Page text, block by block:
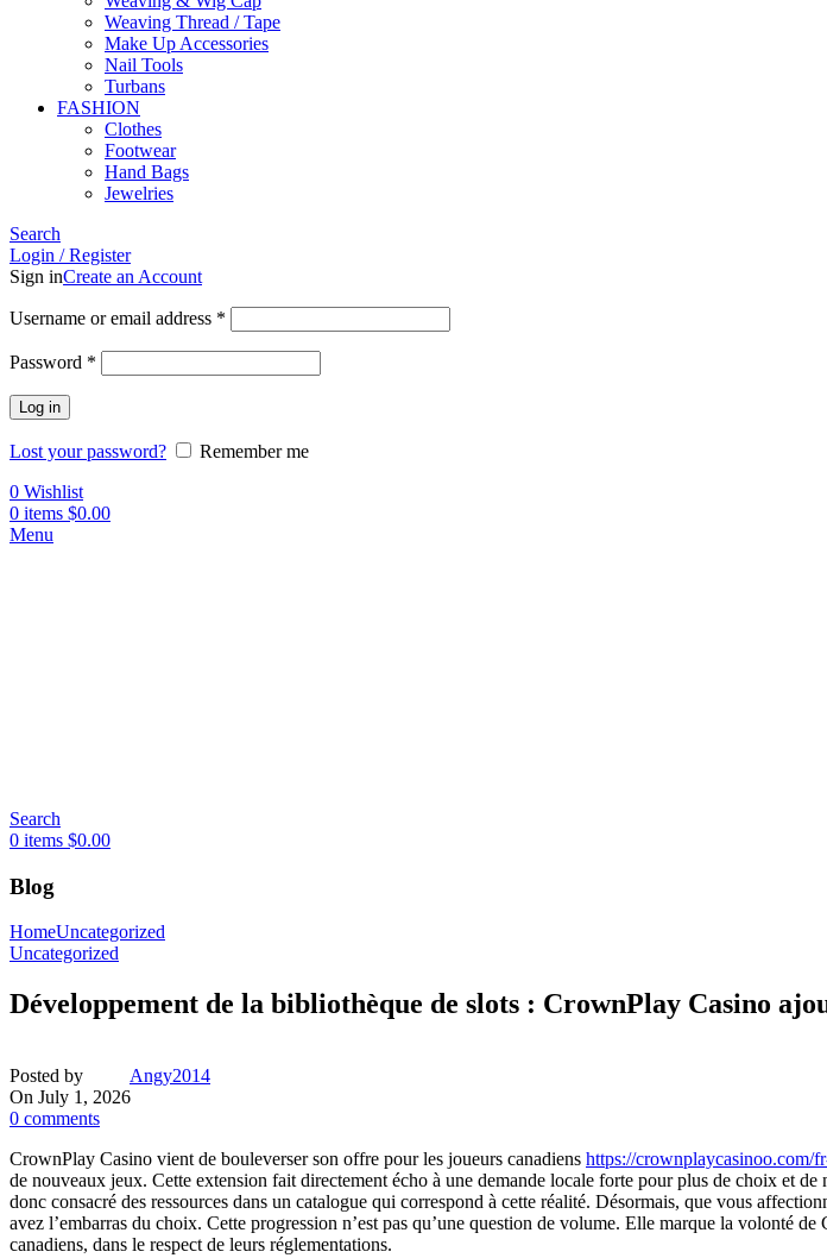
Weaving Thread / Tape
Make Up Accessories
Nail Tools
Turbans
FASHION
Clothes
Footwear
Hand Bags
Jewelries
Search
Login / Register
Sign inCreate an Account
Username or email address *
Password *
Log in
Lost your password?
Remember me
0 Wishlist
0 items $0.00
Menu
Search
0 items $0.00
Blog
HomeUncategorized
Uncategorized
Développement de la bibliothèque de slots : CrownPlay Casino
Posted by
Angy2014
On July 1, 2026
0 comments
CrownPlay Casino vient de bouleverser son offre pour les joueurs canadiens https://crownplaycasinoo.com/
de nouveaux jeux. Cette extension fait directement écho à une demande locale forte pour plus de choix et
donc consacré des ressources dans un catalogue qui correspond à cette réalité. Désormais, que vous
avez l’embarras du choix. Cette progression n’est pas qu’une question de volume. Elle marque la volonté
canadiens, dans le respect de leurs réglementations.